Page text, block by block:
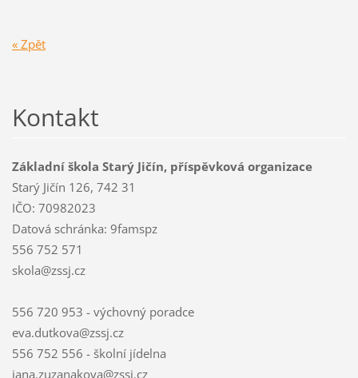
« Zpět
Kontakt
Základní škola Starý Jičín, příspěvková organizace
Starý Jičín 126, 742 31
IČO: 70982023
Datová schránka: 9famspz
556 752 571
skola@zssj.cz
556 720 953 - výchovný poradce
eva.dutkova@zssj.cz
556 752 556 - školní jídelna
jana.zuzanakova@zssj.cz